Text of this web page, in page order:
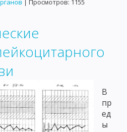
| Просмотров: 1155
В
пр
ед
ы